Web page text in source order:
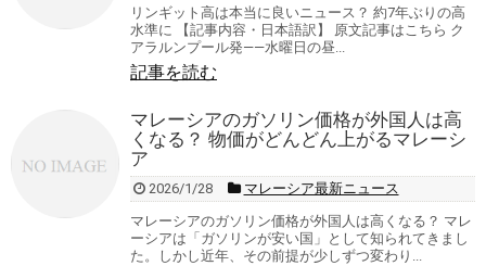
リンギット高は本当に良いニュース？ 約7年ぶりの高
水準に 【記事内容・日本語訳】 原文記事はこちら ク
アラルンプール発――水曜日の昼...
記事を読む
マレーシアのガソリン価格が外国人は高
くなる？ 物価がどんどん上がるマレーシ
ア
2026/1/28
マレーシア最新ニュース
マレーシアのガソリン価格が外国人は高くなる？ マレ
ーシアは「ガソリンが安い国」として知られてきまし
た。しかし近年、その前提が少しずつ変わり...